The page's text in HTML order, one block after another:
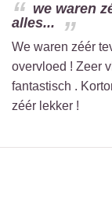
we waren
alles...
We waren zéér
overvloed ! Zeer
fantastisch .
zéér lekker !